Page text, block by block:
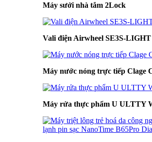
Máy sưởi nhà tắm 2Lock
Vali điện Airwheel SE3S-LIGHT
Máy nước nóng trực tiếp Clage
Máy rửa thực phẩm U ULTTY